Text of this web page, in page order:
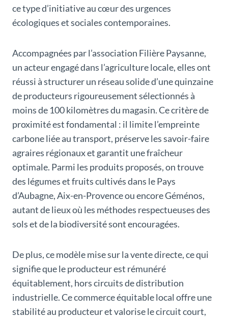
ce type d’initiative au cœur des urgences
écologiques et sociales contemporaines.
Accompagnées par l’association Filière Paysanne,
un acteur engagé dans l’agriculture locale, elles ont
réussi à structurer un réseau solide d’une quinzaine
de producteurs rigoureusement sélectionnés à
moins de 100 kilomètres du magasin. Ce critère de
proximité est fondamental : il limite l’empreinte
carbone liée au transport, préserve les savoir-faire
agraires régionaux et garantit une fraîcheur
optimale. Parmi les produits proposés, on trouve
des légumes et fruits cultivés dans le Pays
d’Aubagne, Aix-en-Provence ou encore Géménos,
autant de lieux où les méthodes respectueuses des
sols et de la biodiversité sont encouragées.
De plus, ce modèle mise sur la vente directe, ce qui
signifie que le producteur est rémunéré
équitablement, hors circuits de distribution
industrielle. Ce commerce équitable local offre une
stabilité au producteur et valorise le circuit court,